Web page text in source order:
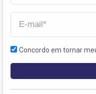
Concordo em tornar